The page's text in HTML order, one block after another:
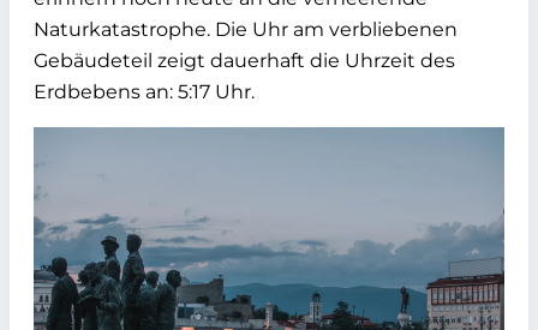
Naturkatastrophe. Die Uhr am verbliebenen
Gebäudeteil zeigt dauerhaft die Uhrzeit des
Erdbebens an: 5:17 Uhr.